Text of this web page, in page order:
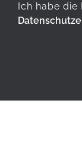
Ich habe